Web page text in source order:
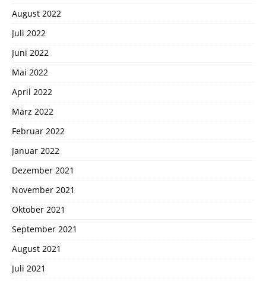
August 2022
Juli 2022
Juni 2022
Mai 2022
April 2022
März 2022
Februar 2022
Januar 2022
Dezember 2021
November 2021
Oktober 2021
September 2021
August 2021
Juli 2021